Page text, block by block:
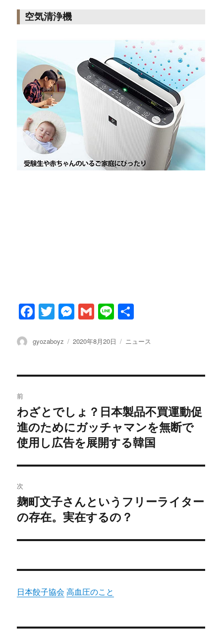
空気清浄機
F
c
b
o
k
T
it
r
M
se
g
G
ai
Li
e
投
gyozaboyz
投
2020年8月20日
カ
ニュース
稿
ナ
ビ
ゲ
ー
シ
前
過
去
の
稿:
わざとでしょ？日本製品不買運動促
進のためにガッチャマンを無断で
使用し広告を展開する韓国
次
次
の
稿:
麹町文子さんというフリーライター
の存在。実在するの？
日本餃子協会 高血圧のこと